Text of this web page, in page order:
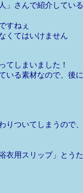
」さんで紹介している
すねぇ
くてはいけません
てしまいました！
いる素材なので、後に
りついてしまうので、
衣用スリップ」とうた